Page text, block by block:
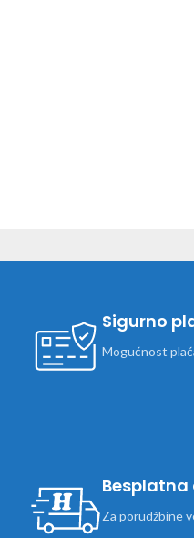
Sigurno
Mogućnost
Besplatna
Za porudžbine